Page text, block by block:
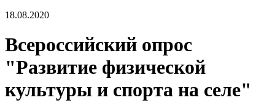
18.08.2020
Всероссийский опрос
"Развитие физической
культуры и спорта на селе"